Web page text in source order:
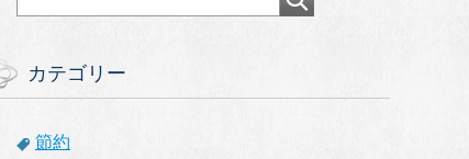
カテゴリー
節約